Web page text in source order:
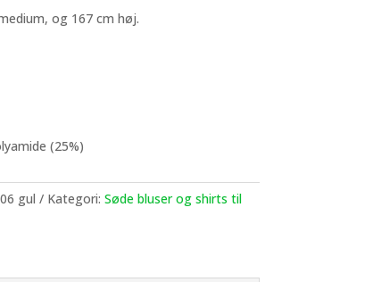
og 167 cm høj.
(25%)
gul Kategori: Søde bluser og shirts til